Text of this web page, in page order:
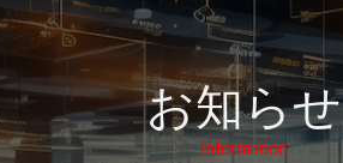
お知らせ
Information